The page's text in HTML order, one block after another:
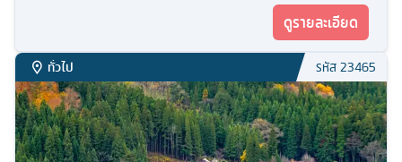
ดูรายละเอียด
ทั่วไป รหัส23465